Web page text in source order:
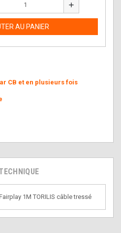
add
AU PANIER
CB et en plusieurs fois
1M TORILIS câble tressé